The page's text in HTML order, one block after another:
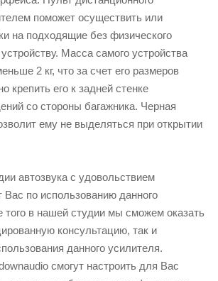
поможет осуществить или
на подходящие без физического
Масса самого устройства
2 кг, что за счет его размеров
крепить его к задней стенке
со стороны багажника. Черная
ему не выделяться при открытии
автозвука с удовольствием
Вас по использованию данного
того в нашей студии мы сможем оказать
консультацию, так и
данного усилителя.
смогут настроить для Вас